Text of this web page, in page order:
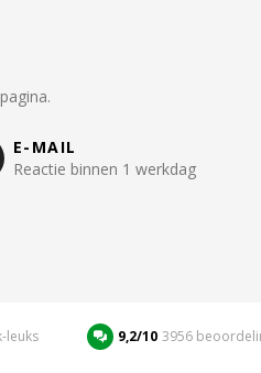
pagina.
E-MAIL
Reactie binnen 1 werkdag
leuks 9,2/10 3956